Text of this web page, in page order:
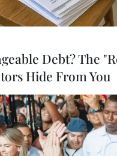
Debt? The
Hide From You